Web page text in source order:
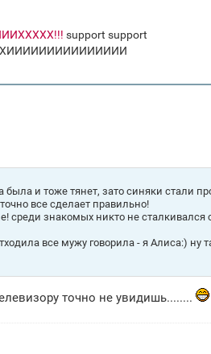
support support
была и тоже тянет, зато синяки стали
все сделает правильно!
среди знакомых никто не сталкивался
все мужу говорила - я Алиса:) ну
точно не увидишь........